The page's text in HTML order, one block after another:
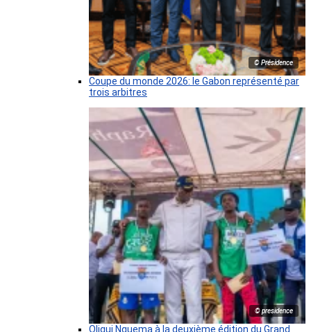
© Présidence
Coupe du monde 2026: le Gabon représenté par
trois arbitres
© presidence
Oligui Nguema à la deuxième édition du Grand